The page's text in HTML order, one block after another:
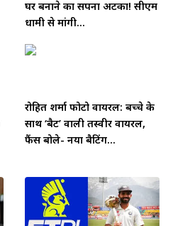
घर बनाने का सपना अटका! सीएम
धामी से मांगी...
रोहित शर्मा फोटो वायरल: बच्चे के
साथ ‘बैट’ वाली तस्वीर वायरल,
फैंस बोले- नया बैटिंग...